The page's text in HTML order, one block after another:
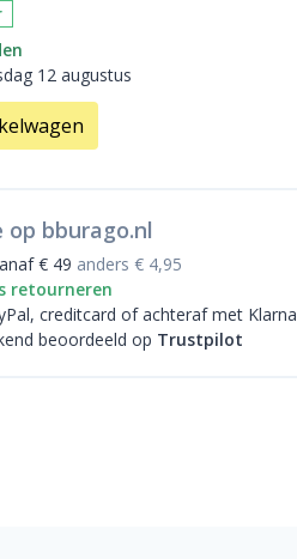
12 augustus
bburago.nl
€ 49 anders € 4,95
retourneren
creditcard of achteraf met Klarna
beoordeeld op Trustpilot